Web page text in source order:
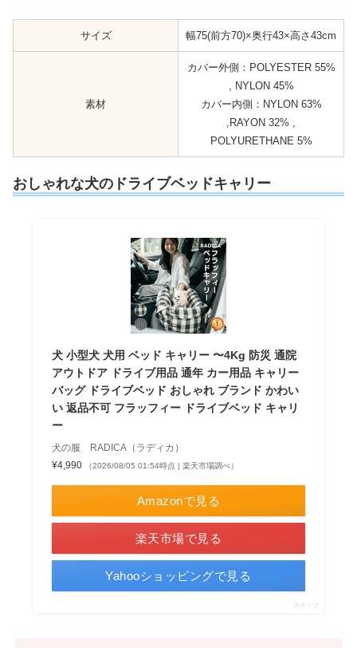
サイズ 幅75(前方70)×奥行43×高さ43cm
素材
カバー外側：POLYESTER 55%
, NYLON 45%
カバー内側：NYLON 63%
,RAYON 32% ,
POLYURETHANE 5%
おしゃれな犬のドライブベッドキャリー
犬 小型犬 犬用 ベッド キャリー 〜4Kg 防災 通院
アウトドア ドライブ用品 通年 カー用品 キャリー
バッグ ドライブベッド おしゃれ ブランド かわい
い 返品不可 フラッフィー ドライブベッド キャリ
ー
犬の服 RADICA（ラディカ）
¥4,990
（2026/08/05 01:54時点 | 楽天市場調べ）
Amazonで見る
楽天市場で見る
Yahooショッピングで見る
ポチップ